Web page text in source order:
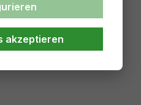
akzeptieren